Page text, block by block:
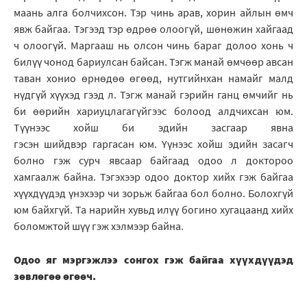
маань алга болчихсон. Тэр чинь арав, хорин айлын өмч
явж байгаа. Тэгээд тэр өдрөө олоогүй, шөнөжин хайгаад
ч олоогүй. Маргааш нь олсон чинь бараг долоо хонь ч
билүү чонод бариулсан байсан. Тэгж манай өмчөөр авсан
таван хонио өрнөдөө өгөөд, нутгийнхан намайг малд
нүдгүй хүүхэд гээд л. Тэгж манай гэрийн ганц өмчийг нь
би өөрийн хариуцлагагүйгээс болоод алдчихсан юм.
Түүнээс хойш би эдийн засгаар явна
гэсэн шийдвэр гаргасан юм. Үүнээс хойш эдийн засагч
болно гэж сурч явсаар байгаад одоо л доктороо
хамгаалж байна. Тэгэхээр одоо доктор хийх гэж байгаа
хүүхдүүдэд үнэхээр чи зорьж байгаа бол болно. Болохгүй
юм байхгүй. Та нарийн хувьд илүү богино хугацаанд хийх
боломжтой шүү гэж хэлмээр байна.
Одоо яг мэргэжлээ сонгох гэж байгаа хүүхдүүдэд
зөвлөгөө өгөөч.